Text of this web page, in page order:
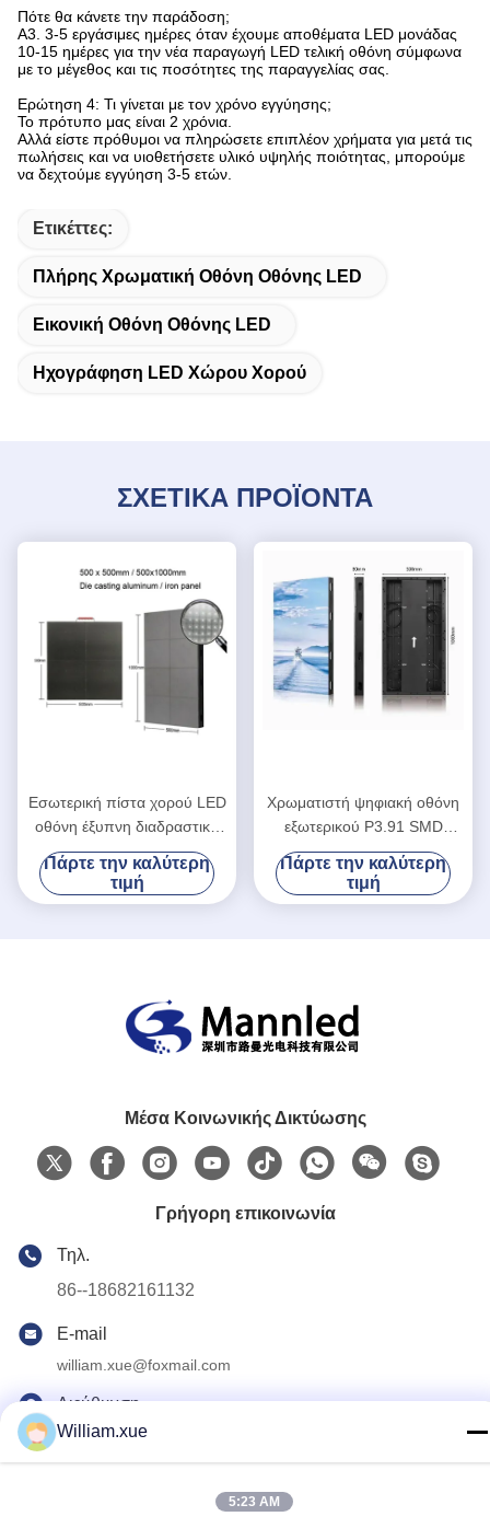
Πότε θα κάνετε την παράδοση;
Α3. 3-5 εργάσιμες ημέρες όταν έχουμε αποθέματα LED μονάδας
10-15 ημέρες για την νέα παραγωγή LED τελική οθόνη σύμφωνα
με το μέγεθος και τις ποσότητες της παραγγελίας σας.
Ερώτηση 4: Τι γίνεται με τον χρόνο εγγύησης;
Το πρότυπο μας είναι 2 χρόνια.
Αλλά είστε πρόθυμοι να πληρώσετε επιπλέον χρήματα για μετά τις
πωλήσεις και να υιοθετήσετε υλικό υψηλής ποιότητας, μπορούμε
να δεχτούμε εγγύηση 3-5 ετών.
Ετικέττες:
Πλήρης Χρωματική Οθόνη Οθόνης LED
Εικονική Οθόνη Οθόνης LED
Ηχογράφηση LED Χώρου Χορού
ΣΧΕΤΙΚΑ ΠΡΟΪΟΝΤΑ
Εσωτερική πίστα χορού LED
οθόνη έξυπνη διαδραστική
P3.91
Πάρτε την καλύτερη
τιμή
Χρωματιστή ψηφιακή οθόνη
εξωτερικού P3.91 SMD
εσωτερική ντίσκο για πάρτι
Πάρτε την καλύτερη
τιμή
Μέσα Κοινωνικής Δικτύωσης
Γρήγορη επικοινωνία
Τηλ.
86--18682161132
E-mail
william.xue@foxmail.com
Διεύθυνση
Ορόφος 3, κτίριο 1, Χονγκφά Τζιατλί Πάρκο υψηλής
Μπάοσαν, Σενζέν
William.xue
5:23 AM